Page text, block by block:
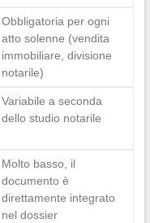
Obbligatoria per ogni
atto solenne (vendita
immobiliare, divisione
notarile)
Variabile a seconda
dello studio notarile
Molto basso, il
documento è
direttamente integrato
nel dossier